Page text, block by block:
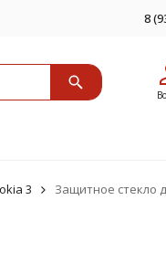
8
3 Защитное стекло